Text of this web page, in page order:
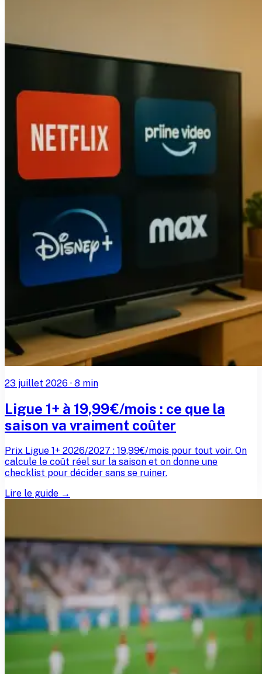
23 juillet 2026 · 8 min
Ligue 1+ à 19,99€/mois : ce que la
saison va vraiment coûter
Prix Ligue 1+ 2026/2027 : 19,99€/mois pour tout voir. On
calcule le coût réel sur la saison et on donne une
checklist pour décider sans se ruiner.
Lire le guide →